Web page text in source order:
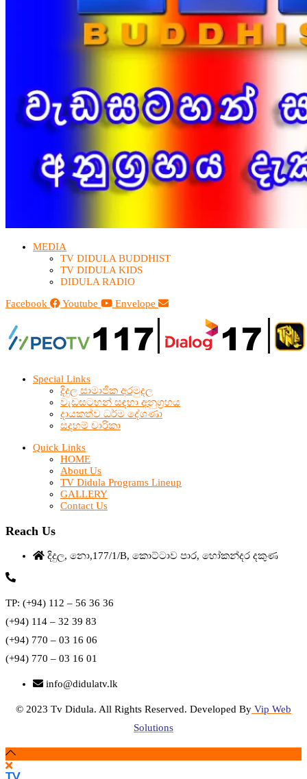
MEDIA
TV DIDULA BUDDHIST​
TV DIDULA KIDS
DIDULA RADIO
Facebook
Youtube Envelope
Special Links
දිදුල සාමාජික අරමුදල
වැඩසටහන් සඳහා අනුග්‍රහය
දායකත්ව ධර්ම දේශණා
සදහම් චාරිකා
Quick Links
HOME
About Us
TV Didula Programs Lineup
GALLERY
Contact Us
Reach Us
දිදුල, නො,177/1/B, කොට්ටාව පාර, හෝකන්දර දකුණ
TP: (+94) 112 – 56 36 36
(+94) 114 – 32 39 83
(+94) 770 – 03 16 06
(+94) 770 – 03 16 01
info@didulatv.lk
© 2023 Tv Didula. All Rights Reserved. Developed By Vip Web
Solutions